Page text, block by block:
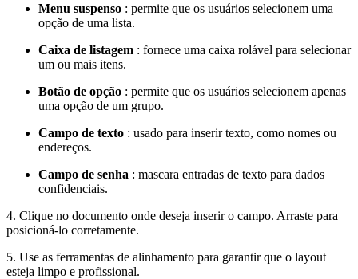
Menu suspenso : permite que os usuários selecionem uma
opção de uma lista.
Caixa de listagem : fornece uma caixa rolável para selecionar
um ou mais itens.
Botão de opção : permite que os usuários selecionem apenas
uma opção de um grupo.
Campo de texto : usado para inserir texto, como nomes ou
endereços.
Campo de senha : mascara entradas de texto para dados
confidenciais.
4. Clique no documento onde deseja inserir o campo. Arraste para
posicioná-lo corretamente.
5. Use as ferramentas de alinhamento para garantir que o layout
esteja limpo e profissional.